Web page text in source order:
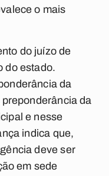
o mais
do juízo de
do estado.
da
da
e nesse
indica que,
deve ser
em sede